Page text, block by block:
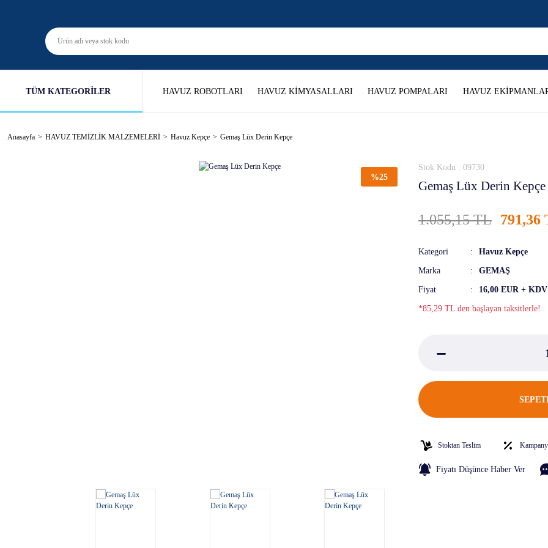
TÜM KATEGORİLER HAVUZ ROBOTLARI HAVUZ KİMYASALLARI HAVUZ POMPALARI HAVUZ
Anasayfa HAVUZ TEMİZLİK MALZEMELERİ Havuz Kepçe Gemaş Lüx Derin Kepçe
%25
Stok Kodu : 09730
Gemaş Lüx Derin Kepçe
1.055,15 TL 791,36
Kategori Havuz Kepçe
Marka GEMAŞ
Fiyat 16,00 EUR + KDV
*85,29 TL den başlayan taksitlerle!
Stoktan Teslim
Fiyatı Düşünce Haber Ver